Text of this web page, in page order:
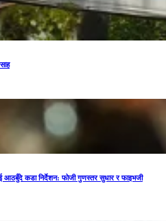
आठबुँदे कडा निर्देशन: फोजी गुणस्तर सुधार र फाइभजी